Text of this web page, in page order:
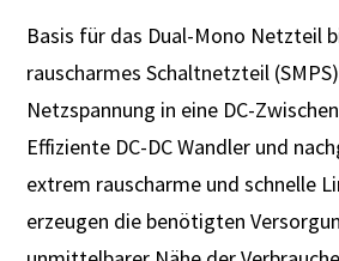
Basis für das Dual-Mono Netzteil
rauscharmes Schaltnetzteil
Netzspannung in eine DC-
Effiziente DC-DC Wandler und
extrem rauscharme und schnelle
erzeugen die benötigten